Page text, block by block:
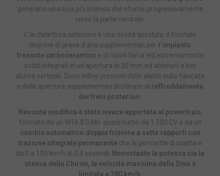
generano una luce più intensa che sfuma progressivamente
verso la parte centrale.
L’architettura anteriore è una novità assoluta: il frontale
dispone di prese d’aria supplementari per l’impianto
frenante carboceramico e di nuovi fari a led estremamente
sottili integrati in un’apertura di 35 mm ed abbinati a luci
diurne verticali. Sono infine presenti delle alette sulla fiancata
e delle aperture supplementari destinate al raffreddamento
dei freni posteriori.
Nessuna modifica è stata invece apportata al powertrain,
formato da un W16 8.0 litri quadriturbo da 1.500 CV e da un
cambio automatico doppia frizione a sette rapporti con
trazione integrale permanente che le permette di scattare
da 0 a 100 km/h in 2,4 secondi. Nonostante la potenza sia la
stessa della Chiron, la velocità massima della Divo è
limitata a 380 km/h.